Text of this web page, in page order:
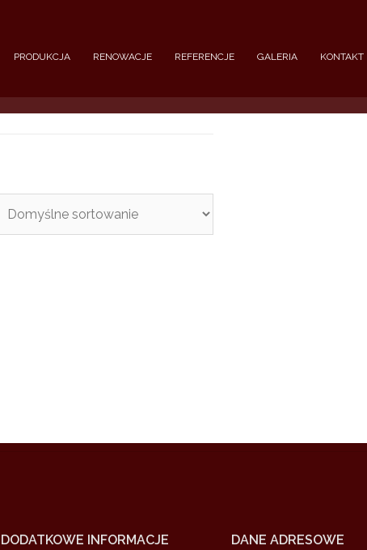
PRODUKCJA RENOWACJE REFERENCJE GALERIA KONTAKT
DODATKOWE INFORMACJE
DANE ADRESOWE